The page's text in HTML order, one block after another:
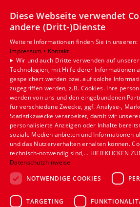
Leistungen
Privatkunden
Gewerbekunden
Karriere
Unternehmen
Standort
Münster
Diese Webseite verwendet
andere (Dritt-)Dienste
Weitere Informationen finden Sie in unseren:
Impressum • Kontakt
Wir und auch Dritte verwenden auf
Technologien, mit Hilfe derer Informationen
gespeichert werden bzw. auf solche
zugegriffen werden, z.B. Cookies. Ihre
werden von uns und den eingebundenen
für verschiedene Zwecke, ggf. Analyse-,
Statistikzwecke verarbeitet, damit wir
personalisierte Anzeigen oder Inhalte
soziale Medien anbieten und Informationen
und das Nutzerverhalten erhalten können.
technisch-notwendig sind,... HIER KLICKEN
Datenschutzhinweise
NOTWENDIGE COOKIES
TARGETING